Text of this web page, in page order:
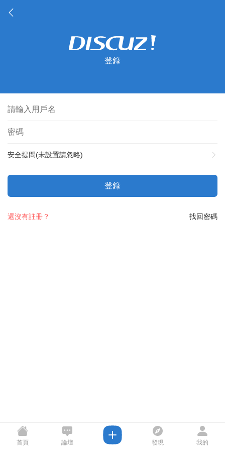
登錄
安全提問(未設置請忽略)
登錄
找回密碼
還沒有註冊？
首頁 論壇 發現 我的